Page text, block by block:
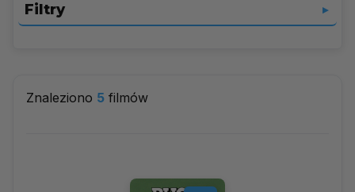
Filtry ▼
Znaleziono 5 filmów